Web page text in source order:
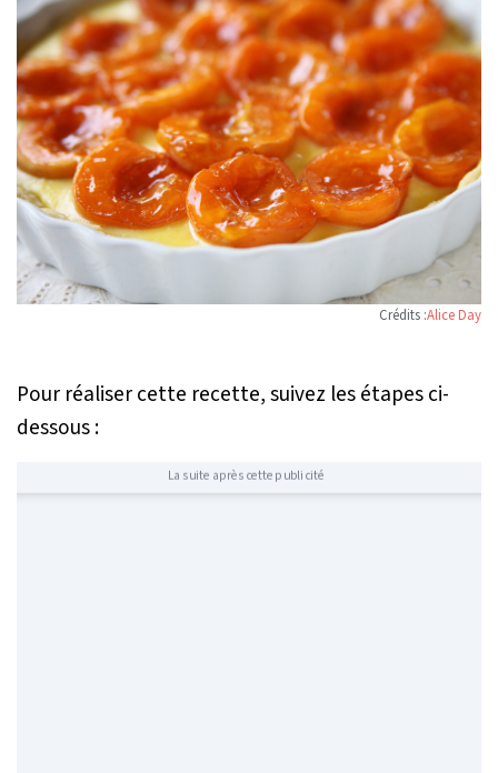
Crédits :Alice Day
Pour réaliser cette recette, suivez les étapes ci-
dessous :
La suite après cette publicité